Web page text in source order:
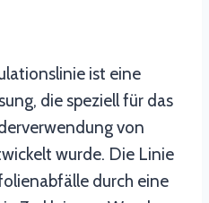
ist eine
die speziell für das
von
wurde. Die Linie
durch eine